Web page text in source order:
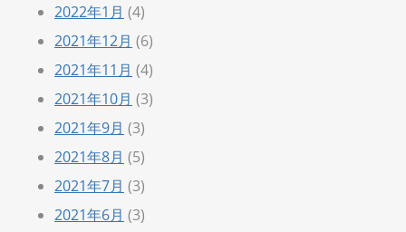
2022年1月 (4)
2021年12月 (6)
2021年11月 (4)
2021年10月 (3)
2021年9月 (3)
2021年8月 (5)
2021年7月 (3)
2021年6月 (3)